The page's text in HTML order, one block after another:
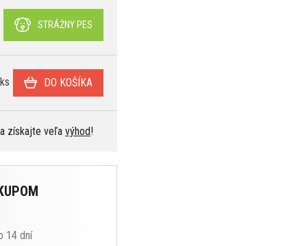
STRÁŽNY PES
ks DO KOŠÍKA
získajte veľa výhod!
14 dní